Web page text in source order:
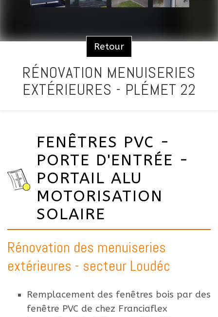
Retour
RÉNOVATION MENUISERIES
EXTÉRIEURES - PLÉMET 22
FENÊTRES PVC -
PORTE D'ENTRÉE -
PORTAIL ALU
MOTORISATION
SOLAIRE
Rénovation des menuiseries
extérieures - secteur Loudéc
Remplacement des fenêtres bois par des
fenêtre PVC de chez Franciaflex